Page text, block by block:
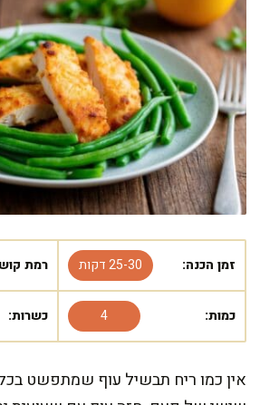
זמן הכנה: 25-30 דקות רמת
כמות: 4 כשרות:
אין כמו ריח תבשיל עוף שמתפשט בכל